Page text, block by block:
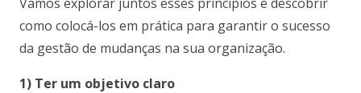
como colocá-los em prática para garantir o sucesso
da gestão de mudanças na sua organização.
1) Ter um objetivo claro